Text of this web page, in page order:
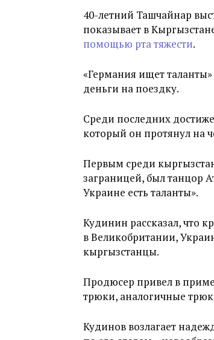
40-летний Ташчайнар
показывает в
помощью рта тяжести.
«Германия ищет
деньги на поездку.
Среди последних
который он протянул на
Первым среди
заграницей, был танцор
Украине есть таланты».
Кудинин рассказал, что
в Великобритании,
кыргызстанцы.
Продюсер привел в
трюки, аналогичные
Кудинов возлагает